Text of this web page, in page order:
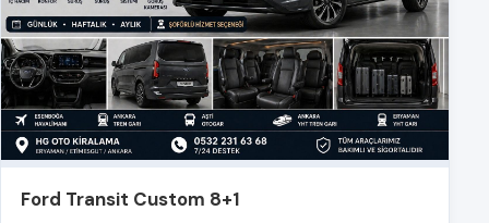
Ford Transit Custom 8+1